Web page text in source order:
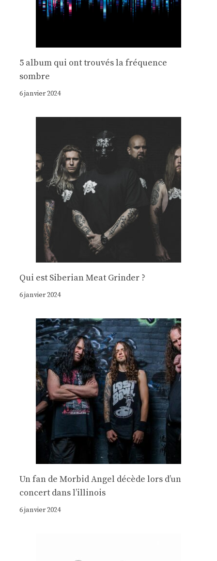
5 album qui ont trouvés la fréquence
sombre
6 janvier 2024
Qui est Siberian Meat Grinder ?
6 janvier 2024
Un fan de Morbid Angel décède lors d’un
concert dans l’illinois
6 janvier 2024